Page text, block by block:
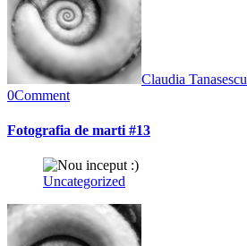
Claudia Tanasescu
0Comment
Fotografia de marti #13
Uncategorized